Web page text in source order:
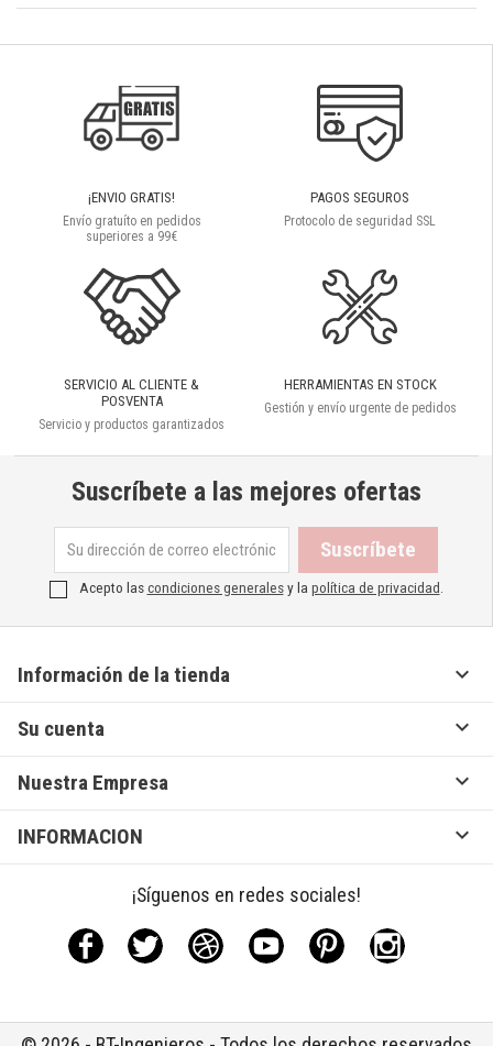
¡ENVIO GRATIS!
Envío gratuíto en pedidos
superiores a 99€
PAGOS SEGUROS
Protocolo de seguridad SSL
SERVICIO AL CLIENTE &
POSVENTA
Servicio y productos garantizados
HERRAMIENTAS EN STOCK
Gestión y envío urgente de pedidos
Suscríbete a las mejores ofertas
Acepto lascondiciones generalesy la política de privacidad
Información de la tienda 
Su cuenta 
Nuestra Empresa 
INFORMACION 
¡Síguenos en redes sociales!
Facebook Twitter Rss YouTubePinterestInstagram